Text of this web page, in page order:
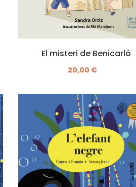
El misteri de Benicarló
20,00 €